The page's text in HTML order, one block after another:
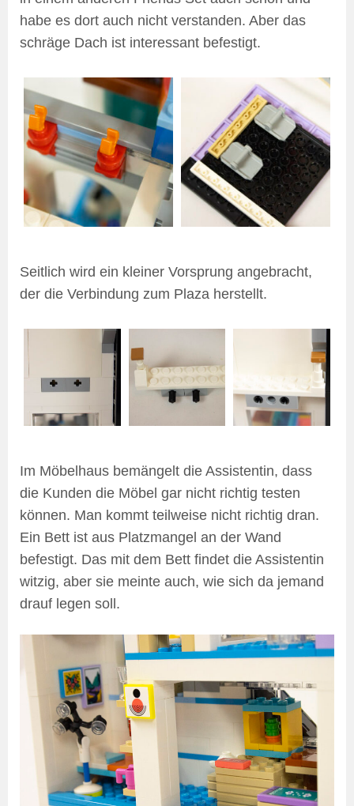
habe es dort auch nicht verstanden. Aber das
schräge Dach ist interessant befestigt.
Seitlich wird ein kleiner Vorsprung angebracht,
der die Verbindung zum Plaza herstellt.
Im Möbelhaus bemängelt die Assistentin, dass
die Kunden die Möbel gar nicht richtig testen
können. Man kommt teilweise nicht richtig dran.
Ein Bett ist aus Platzmangel an der Wand
befestigt. Das mit dem Bett findet die Assistentin
witzig, aber sie meinte auch, wie sich da jemand
drauf legen soll.